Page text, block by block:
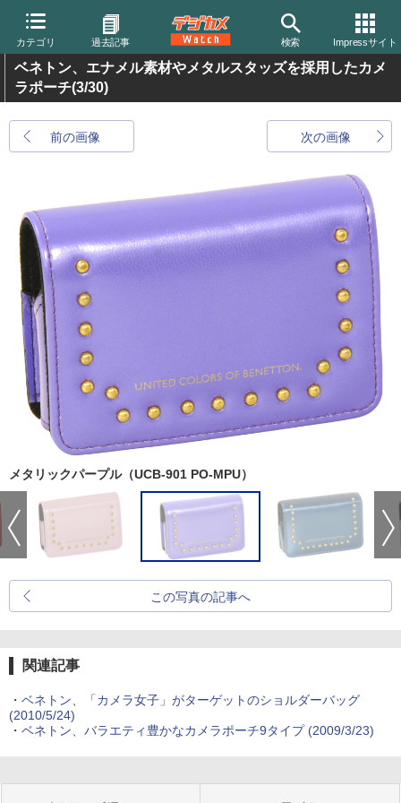
カテゴリ 過去記事 検索 Impressサイト
ベネトン、エナメル素材やメタルスタッズを採用したカメ
ラポーチ(3/30)
前の画像 次の画像
メタリックパープル（UCB-901 PO-MPU）
この写真の記事へ
関連記事
・ ベネトン、「カメラ女子」がターゲットのショルダーバッグ
(2010/5/24)
・ ベネトン、バラエティ豊かなカメラポーチ9タイプ (2009/3/23)